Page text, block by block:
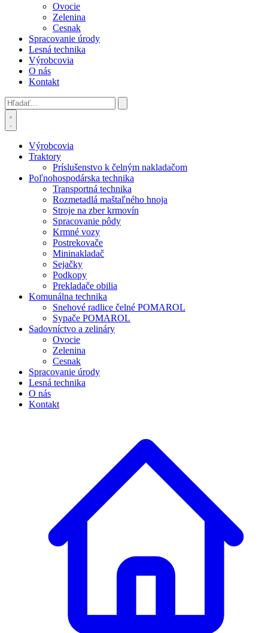
Ovocie
Zelenina
Cesnak
Spracovanie úrody
Lesná technika
Výrobcovia
O nás
Kontakt
Výrobcovia
Traktory
Príslušenstvo k čelným nakladačom
Poľnohospodárska technika
Transportná technika
Rozmetadlá maštaľného hnoja
Stroje na zber krmovín
Spracovanie pôdy
Krmné vozy
Postrekovače
Mininakladač
Sejačky
Podkopy
Prekladače obilia
Komunálna technika
Snehové radlice čelné POMAROL
Sypače POMAROL
Sadovníctvo a zelináry
Ovocie
Zelenina
Cesnak
Spracovanie úrody
Lesná technika
O nás
Kontakt